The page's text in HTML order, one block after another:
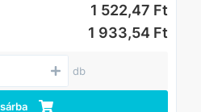
1 522,47 Ft
1 933,54 Ft
db